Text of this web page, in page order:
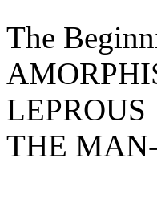
The
LEPROUS
THE